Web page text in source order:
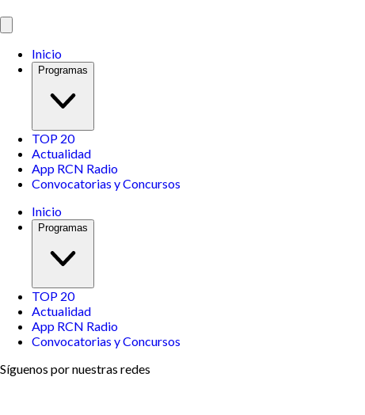
Inicio
Programas
TOP 20
Actualidad
App RCN Radio
Convocatorias y Concursos
Inicio
Programas
TOP 20
Actualidad
App RCN Radio
Convocatorias y Concursos
Síguenos por nuestras redes